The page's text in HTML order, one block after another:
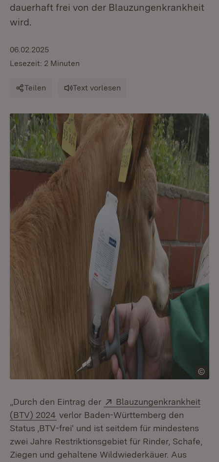
dauerhaft frei von der Blauzungenkrankheit
wird.
06.02.2025
Lesezeit: 2 Minuten
Teilen Text vorlesen
„Durch den Eintrag der Extern:
Blauzungenkrankheit
(BTV) 2024 (Öffnet in neuem Fenster)
verlor Baden-Württemberg den
Status ‚BTV-frei‘ und ist seitdem für mindestens
zwei Jahre Restriktionsgebiet für Rinder, Schafe,
Ziegen und gehaltene Wildwiederkäuer. Aus